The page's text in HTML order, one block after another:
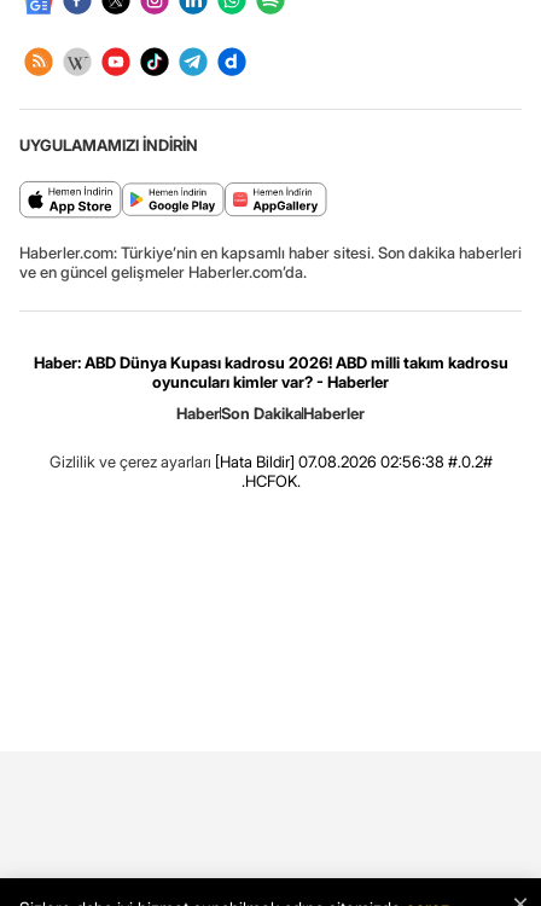
UYGULAMAMIZI İNDİRİN
Haberler.com: Türkiye’nin en kapsamlı haber sitesi. Son dakika haberleri
ve en güncel gelişmeler Haberler.com’da.
Haber: ABD Dünya Kupası kadrosu 2026! ABD milli takım kadrosu
oyuncuları kimler var? - Haberler
HaberSon DakikaHaberler
Gizlilik ve çerez ayarları [Hata Bildir] 07.08.2026 02:56:38 #.0.2#
.HCFOK.